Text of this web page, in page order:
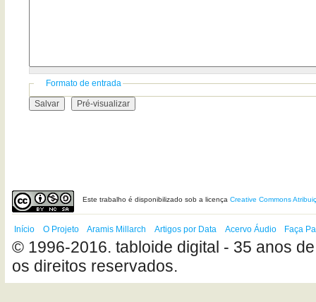
Formato de entrada
Estetrabalho é disponibilizado sob a licençaCreative Commons
Início O Projeto Aramis Millarch Artigos por Data Acervo Áudio Faça
© 1996-2016. tabloide digital - 35 anos
os direitos reservados.